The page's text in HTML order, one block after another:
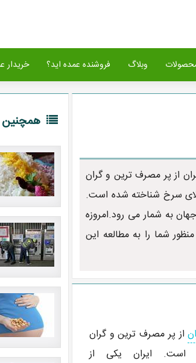
وبلاگ فروشنده عمده اید؟ خریدار
از پر مصرف ترین و گران
سرخ شناخته شده است.
به شمار می رود.امروزه
شما را به مطالعه این
از پر مصرف ترین و گران
ایران یکی از
همچنین